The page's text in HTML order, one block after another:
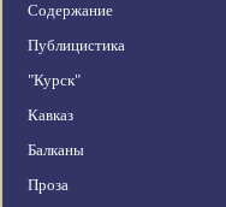
Содержание
Публицистика
"Курск"
Кавказ
Балканы
Проза